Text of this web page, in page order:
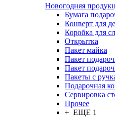
Новогодняя
Бумага
Конверт для
Коробка для
Открытка
Пакет майка
Пакет
Пакет
Пакеты с
Подарочная
Сервировка
Прочее
+ ЕЩЕ 1